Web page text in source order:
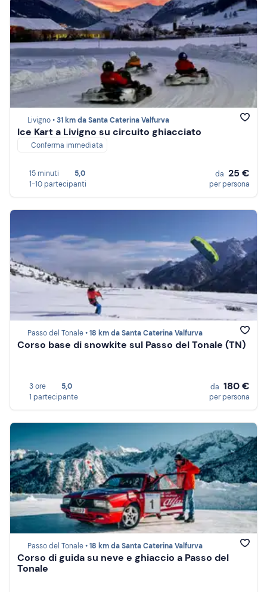
Livigno •31 km da Santa Caterina Valfurva
Ice Kart a Livigno su circuito ghiacciato
Conferma immediata
15 minuti
5,0
1-10 partecipanti
da 25 €
per persona
Passo del Tonale •18 km da Santa Caterina Valfurva
Corso base di snowkite sul Passo del Tonale (TN)
3 ore
5,0
1 partecipante
da 180 €
per persona
Passo del Tonale •18 km da Santa Caterina Valfurva
Corso di guida su neve e ghiaccio a Passo del
Tonale